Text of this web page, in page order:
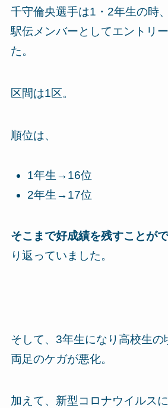
千守倫央選手は1・2年生の時
駅伝メンバーとしてエントリ
た。
区間は1区。
順位は、
1年生→16位
2年生→17位
そこまで好成績を残すことが
り返っていました。
そして、3年生になり高校生の
両足のケガが悪化。
加えて、新型コロナウイルス